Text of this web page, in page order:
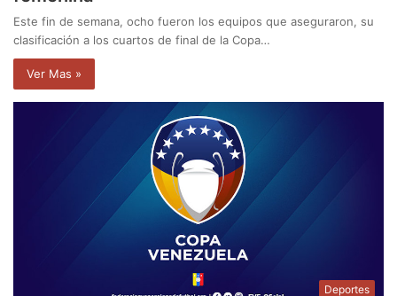
Este fin de semana, ocho fueron los equipos que aseguraron, su
clasificación a los cuartos de final de la Copa…
Ver Mas »
Deportes